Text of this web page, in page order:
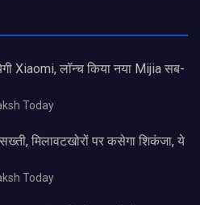
Xiaomi, लॉन्च किया नया Mijia सब-
Today
मिलावटखोरों पर कसेगा शिकंजा, ये
Today